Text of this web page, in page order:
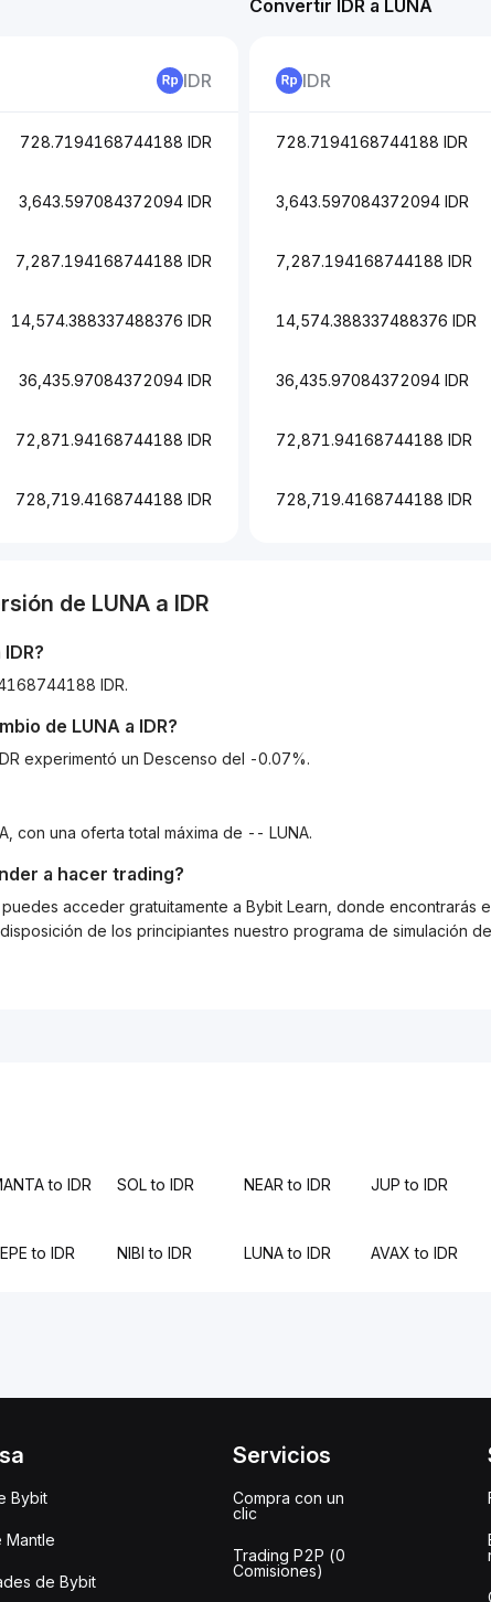
IDR
728.7194168744188 IDR
3,643.597084372094 IDR
7,287.194168744188 IDR
14,574.388337488376 IDR
36,435.97084372094 IDR
72,871.94168744188 IDR
728,719.4168744188 IDR
Convertir IDR a LUNA
IDR
728.7194168744188 IDR
3,643.597084372094 IDR
7,287.194168744188 IDR
14,574.388337488376 IDR
36,435.97084372094 IDR
72,871.94168744188 IDR
728,719.4168744188 IDR
de LUNA a IDR
IDR?
IDR.
de LUNA a IDR?
experimentó un Descenso del -0.07%.
con una oferta total máxima de -- LUNA.
a hacer trading?
acceder gratuitamente a Bybit Learn, donde encontrarás
de los principiantes nuestro programa de simulación
to IDR SOL to IDR NEAR to IDR JUP to IDR
to IDR NIBI to IDR LUNA to IDR AVAX to IDR
Bybit
Mantle
de Bybit
Servicios
Compra con un
clic
Trading P2P (0
Comisiones)